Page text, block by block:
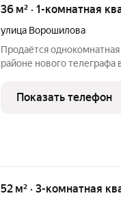
36 м² · 1-комнатная
улица Ворошилова
Продаётся
районе нового
этаже трёхэтажного
состояние, выполнен
Показать телефон
52 м² · 3-комнатная